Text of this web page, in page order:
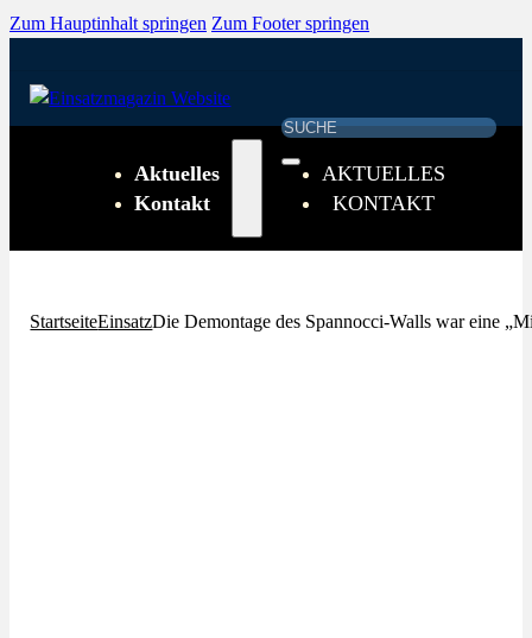
Zum Hauptinhalt springen Zum Footer springen
Suchen
Aktuelles
Kontakt
AKTUELLES
KONTAKT
StartseiteEinsatzDie Demontage des Spannocci-Walls war eine